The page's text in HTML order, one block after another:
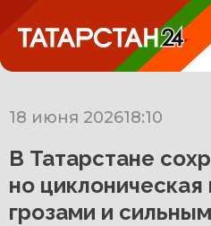
18 июня 202618:10
В Татарстане
но циклоническая
грозами и